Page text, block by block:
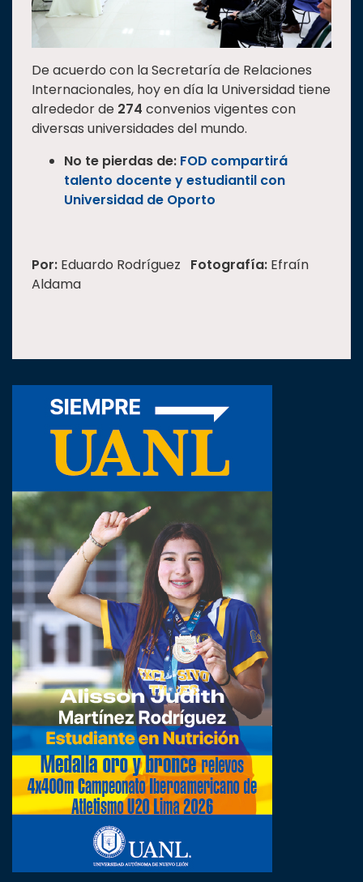
De acuerdo con la Secretaría de Relaciones
Internacionales, hoy en día la Universidad tiene
alrededor de 274 convenios vigentes con
diversas universidades del mundo.
No te pierdas de: FOD compartirá
talento docente y estudiantil con
Universidad de Oporto
Por: Eduardo Rodríguez Fotografía: Efraín
Aldama